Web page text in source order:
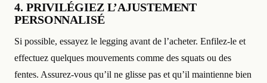
4. PRIVILÉGIEZ L’AJUSTEMENT
PERSONNALISÉ
Si possible, essayez le legging avant de l’acheter. Enfilez-le et
effectuez quelques mouvements comme des squats ou des
fentes. Assurez-vous qu’il ne glisse pas et qu’il maintienne bien